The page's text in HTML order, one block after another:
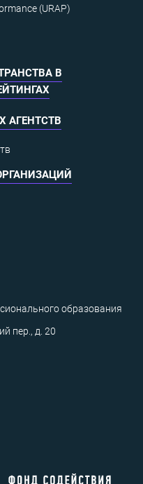
(URAP)
В
АГЕНТСТВ
образования
пер., д. 20